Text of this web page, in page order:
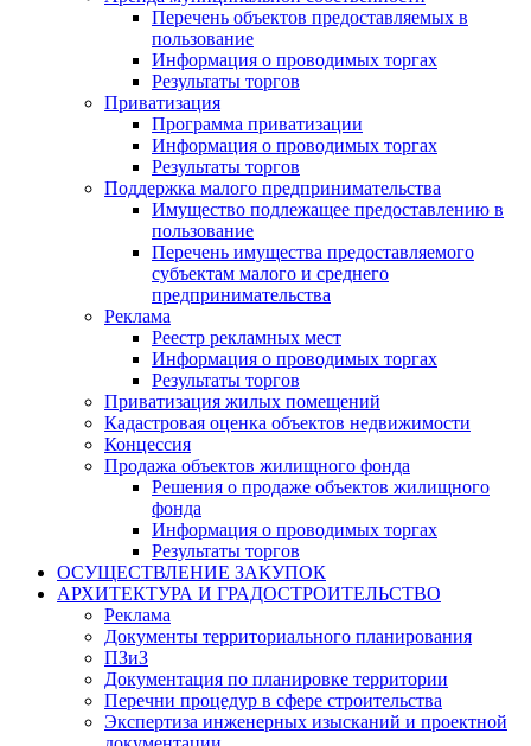
Перечень объектов предоставляемых в
пользование
Информация о проводимых торгах
Результаты торгов
Приватизация
Программа приватизации
Информация о проводимых торгах
Результаты торгов
Поддержка малого предпринимательства
Имущество подлежащее предоставлению в
пользование
Перечень имущества предоставляемого
субъектам малого и среднего
предпринимательства
Реклама
Реестр рекламных мест
Информация о проводимых торгах
Результаты торгов
Приватизация жилых помещений
Кадастровая оценка объектов недвижимости
Концессия
Продажа объектов жилищного фонда
Решения о продаже объектов жилищного
фонда
Информация о проводимых торгах
Результаты торгов
ОСУЩЕСТВЛЕНИЕ ЗАКУПОК
АРХИТЕКТУРА И ГРАДОСТРОИТЕЛЬСТВО
Реклама
Документы территориального планирования
ПЗиЗ
Документация по планировке территории
Перечни процедур в сфере строительства
Экспертиза инженерных изысканий и проектной